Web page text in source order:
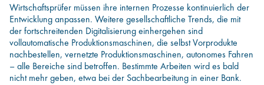
Wirtschaftsprüfer müssen ihre internen Prozesse kontinuierlich der
Entwicklung anpassen. Weitere gesellschaftliche Trends, die mit
der fortschreitenden Digitalisierung einhergehen sind
vollautomatische Produktionsmaschinen, die selbst Vorprodukte
nachbestellen, vernetzte Produktionsmaschinen, autonomes Fahren
– alle Bereiche sind betroffen. Bestimmte Arbeiten wird es bald
nicht mehr geben, etwa bei der Sachbearbeitung in einer Bank.